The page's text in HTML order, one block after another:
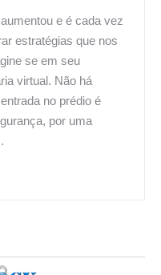
e é cada vez
estratégias que nos
se em seu
virtual. Não há
no prédio é
por uma